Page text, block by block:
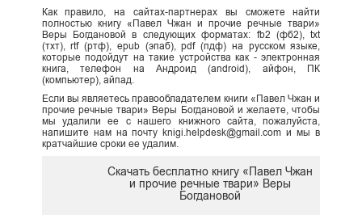
Как правило, на сайтах-партнерах вы сможете найти
полностью книгу «Павел Чжан и прочие речные твари»
Веры Богдановой в следующих форматах: fb2 (фб2), txt
(тхт), rtf (ртф), epub (эпаб), pdf (пдф) на русском языке,
которые подойдут на такие устройства как - электронная
книга, телефон на Андроид (android), айфон, ПК
(компьютер), айпад.
Если вы являетесь правообладателем книги «Павел Чжан и
прочие речные твари» Веры Богдановой и желаете, чтобы
мы удалили ее с нашего книжного сайта, пожалуйста,
напишите нам на почту knigi.helpdesk@gmail.com и мы в
кратчайшие сроки ее удалим.
Скачать бесплатно книгу «Павел Чжан
и прочие речные твари» Веры
Богдановой